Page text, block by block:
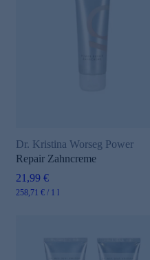
Dr. Kristina Worseg Power
Repair Zahncreme
21,99 €
258,71 € / 1 l